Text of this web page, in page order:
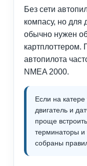
Без сети
компасу, но
обычно нужен
картплоттером.
автопилота
NMEA 2000.
Если на катере
двигатель и
проще
терминаторы и
собраны